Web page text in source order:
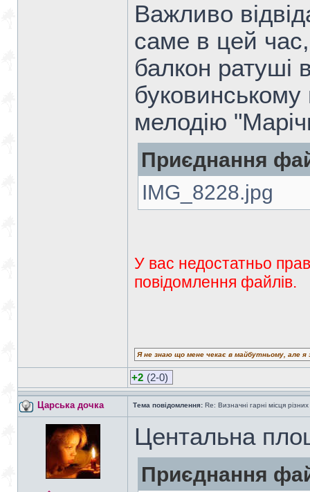
Важливо
саме в цей
балкон ратуші
буковинському
мелодію
Приєднання
IMG_8228.jpg
У вас недостатньо
повідомлення файлів.
Я не знаю що мене чекає в майбутньому, але
+2 (2-0)
Царська дочка Тема повідомлення: Re: Визначні гарні місця
Центальна
Приєднання